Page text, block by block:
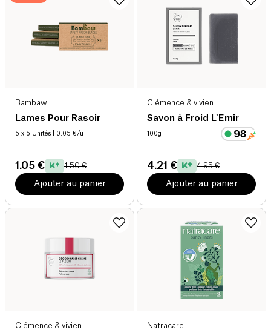
Bambaw
Lames Pour Rasoir
5 x 5 Unités | 0.05 €/u
1.05 € 1.50 €
Ajouter au panier
Clémence & vivien
Savon à Froid L'Emir
100g
4.21 € 4.95 €
Ajouter au panier
Clémence & vivien Natracare